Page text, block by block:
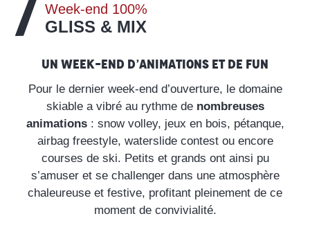
Week-end 100%
GLISS & MIX
Un week-end d’animations et de fun
Pour le dernier week-end d’ouverture, le domaine
skiable a vibré au rythme de nombreuses
animations: snow volley, jeux en bois, pétanque,
airbag freestyle, waterslide contest ou encore
courses de ski. Petits et grands ont ainsi pu
s’amuser et se challenger dans une atmosphère
chaleureuse et festive, profitant pleinement de ce
moment de convivialité.